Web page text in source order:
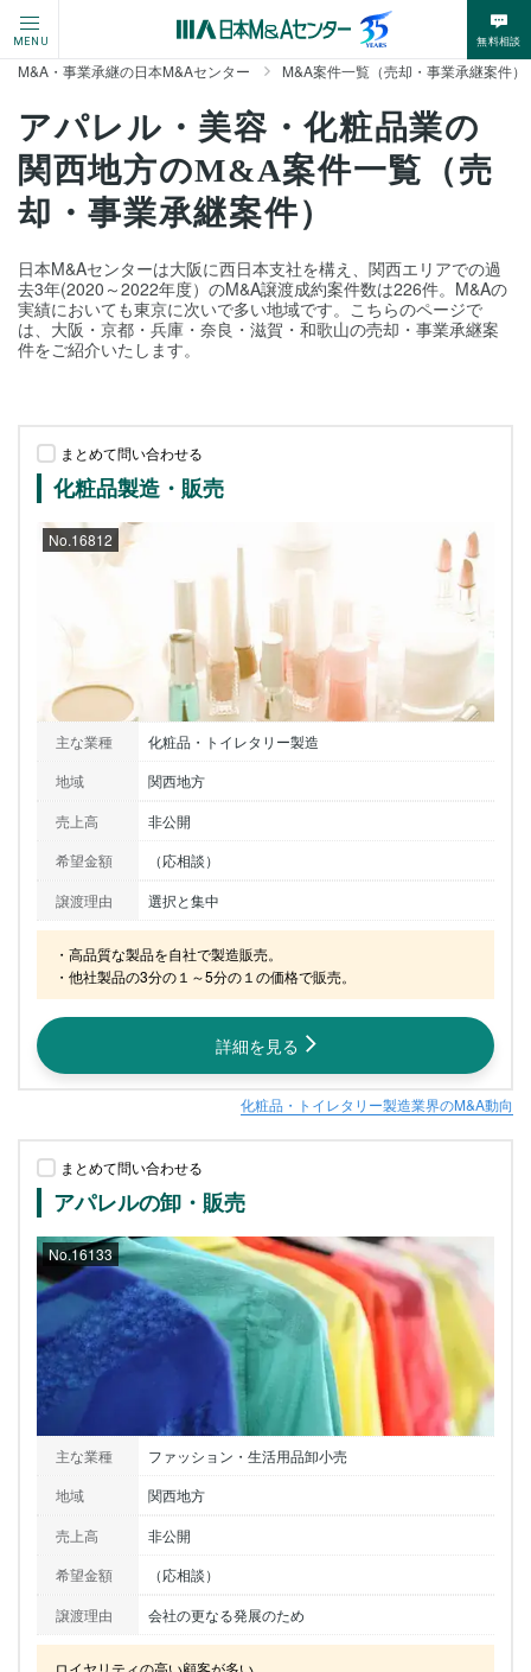
MENU 無料相談
M&A・事業承継の日本M&Aセンター M&A案件一覧（売却・事業承継案件）
アパレル・美容・化粧品業の
関西地方のM&A案件一覧（売
却・事業承継案件）
日本M&Aセンターは大阪に西日本支社を構え、関西エリアでの過
去3年(2020～2022年度）のM&A譲渡成約案件数は226件。M&Aの
実績においても東京に次いで多い地域です。こちらのページで
は、大阪・京都・兵庫・奈良・滋賀・和歌山の売却・事業承継案
件をご紹介いたします。
まとめて問い合わせる
化粧品製造・販売
No.16812
主な業種
化粧品・トイレタリー製造
地域
関西地方
売上高
非公開
希望金額
（応相談）
譲渡理由
選択と集中
・高品質な製品を自社で製造販売。
・他社製品の3分の１～5分の１の価格で販売。
詳細を見る
化粧品・トイレタリー製造業界のM&A動向
まとめて問い合わせる
アパレルの卸・販売
No.16133
主な業種
ファッション・生活用品卸小売
地域
関西地方
売上高
非公開
希望金額
（応相談）
譲渡理由
会社の更なる発展のため
ロイヤリティの高い顧客が多い